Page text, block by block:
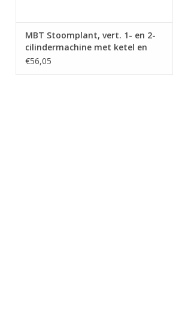
MBT Stoomplant, vert. 1- en 2-
cilindermachine met ketel en
hulpapparatuur - Bouwtekening
€56,05